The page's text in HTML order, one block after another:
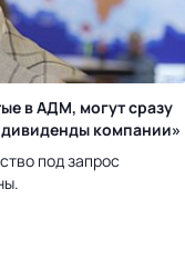
в АДМ, могут сразу
компании»
под запрос